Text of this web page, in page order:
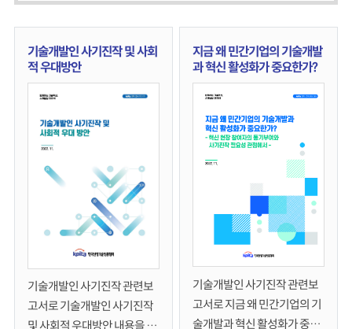
기술개발인 사기진작 및 사회
적 우대방안
기술개발인 사기진작 관련보
고서로 기술개발인 사기진작
및 사회적 우대방안 내용을 담
지금 왜 민간기업의 기술개발
과 혁신 활성화가 중요한가?
기술개발인 사기진작 관련보
고서로 지금 왜 민간기업의 기
술개발과 혁신 활성화가 중요